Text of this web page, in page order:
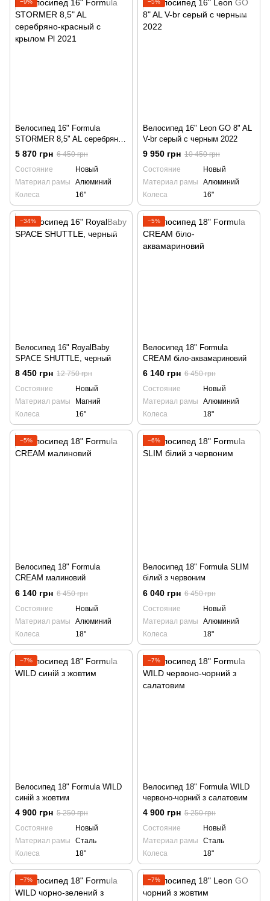
−9%
Велосипед 16" Formula
STORMER 8,5" AL серебряно-
красный с крылом Pl 2021
5 870 грн 6 450 грн
Состояние
Новый
Материал рамы
Алюминий
Колеса
16"
−5%
Велосипед 16" Leon GO 8" AL
V-br серый с черным 2022
9 950 грн 10 450 грн
Состояние
Новый
Материал рамы
Алюминий
Колеса
16"
−34%
Велосипед 16" RoyalBaby
SPACE SHUTTLE, черный
8 450 грн 12 750 грн
Состояние
Новый
Материал рамы
Магний
Колеса
16"
−5%
Велосипед 18" Formula
CREAM біло-аквамариновий
6 140 грн 6 450 грн
Состояние
Новый
Материал рамы
Алюминий
Колеса
18"
−5%
Велосипед 18" Formula
CREAM малиновий
6 140 грн 6 450 грн
Состояние
Новый
Материал рамы
Алюминий
Колеса
18"
−6%
Велосипед 18" Formula SLIM
білий з червоним
6 040 грн 6 450 грн
Состояние
Новый
Материал рамы
Алюминий
Колеса
18"
−7%
Велосипед 18" Formula WILD
синій з жовтим
4 900 грн 5 250 грн
Состояние
Новый
Материал рамы
Сталь
Колеса
18"
−7%
Велосипед 18" Formula WILD
червоно-чорний з салатовим
4 900 грн 5 250 грн
Состояние
Новый
Материал рамы
Сталь
Колеса
18"
−7% −7%